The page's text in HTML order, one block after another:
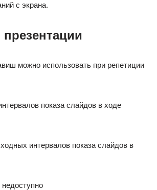
с экрана.
можно использовать при репетиции
показа слайдов в ходе
интервалов показа слайдов в
недоступно